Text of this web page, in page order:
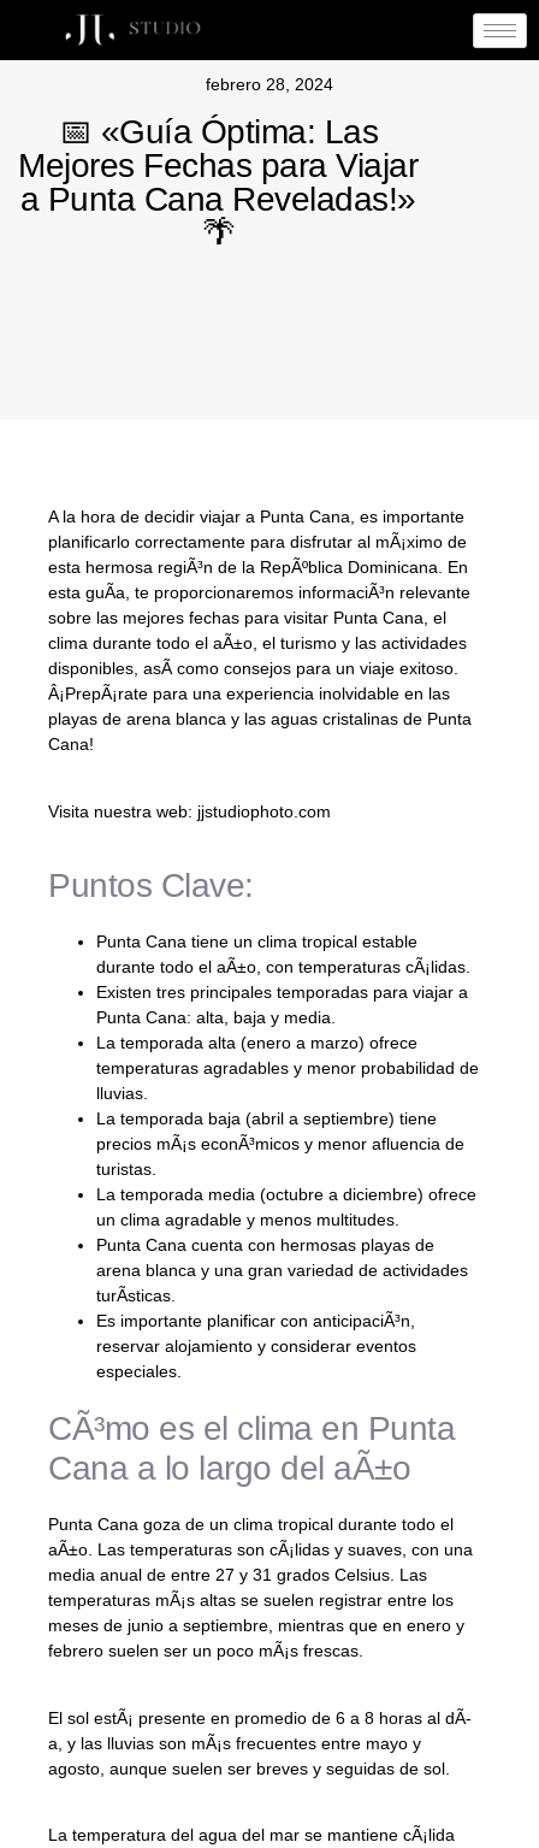
febrero 28, 2024
📅 «Guía Óptima: Las
Mejores Fechas para Viajar
a Punta Cana Reveladas!»
🌴
A la hora de decidir viajar a Punta Cana, es importante
planificarlo correctamente para disfrutar al mÃ¡ximo de
esta hermosa regiÃ³n de la RepÃºblica Dominicana. En
esta guÃ­a, te proporcionaremos informaciÃ³n relevante
sobre las mejores fechas para visitar Punta Cana, el
clima durante todo el aÃ±o, el turismo y las actividades
disponibles, asÃ­ como consejos para un viaje exitoso.
Â¡PrepÃ¡rate para una experiencia inolvidable en las
playas de arena blanca y las aguas cristalinas de Punta
Cana!
Visita nuestra web: jjstudiophoto.com
Puntos Clave:
Punta Cana tiene un clima tropical estable
durante todo el aÃ±o, con temperaturas cÃ¡lidas.
Existen tres principales temporadas para viajar a
Punta Cana: alta, baja y media.
La temporada alta (enero a marzo) ofrece
temperaturas agradables y menor probabilidad de
lluvias.
La temporada baja (abril a septiembre) tiene
precios mÃ¡s econÃ³micos y menor afluencia de
turistas.
La temporada media (octubre a diciembre) ofrece
un clima agradable y menos multitudes.
Punta Cana cuenta con hermosas playas de
arena blanca y una gran variedad de actividades
turÃ­sticas.
Es importante planificar con anticipaciÃ³n,
reservar alojamiento y considerar eventos
especiales.
CÃ³mo es el clima en Punta
Cana a lo largo del aÃ±o
Punta Cana goza de un clima tropical durante todo el
aÃ±o. Las temperaturas son cÃ¡lidas y suaves, con una
media anual de entre 27 y 31 grados Celsius. Las
temperaturas mÃ¡s altas se suelen registrar entre los
meses de junio a septiembre, mientras que en enero y
febrero suelen ser un poco mÃ¡s frescas.
El sol estÃ¡ presente en promedio de 6 a 8 horas al dÃ­
a, y las lluvias son mÃ¡s frecuentes entre mayo y
agosto, aunque suelen ser breves y seguidas de sol.
La temperatura del agua del mar se mantiene cÃ¡lida